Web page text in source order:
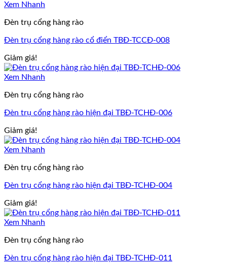
Xem Nhanh
Đèn trụ cổng hàng rào
Đèn trụ cổng hàng rào cổ điển TBĐ-TCCĐ-008
Giảm giá!
Xem Nhanh
Đèn trụ cổng hàng rào
Đèn trụ cổng hàng rào hiện đại TBĐ-TCHĐ-006
Giảm giá!
Xem Nhanh
Đèn trụ cổng hàng rào
Đèn trụ cổng hàng rào hiện đại TBĐ-TCHĐ-004
Giảm giá!
Xem Nhanh
Đèn trụ cổng hàng rào
Đèn trụ cổng hàng rào hiện đại TBĐ-TCHĐ-011